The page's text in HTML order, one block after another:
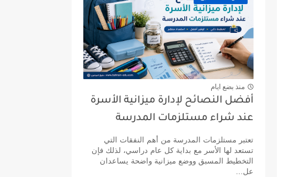
منذ بضع ايام
أفضل النصائح لإدارة ميزانية الأسرة
عند شراء مستلزمات المدرسة
تعتبر مستلزمات المدرسة من أهم النفقات التي
تستعد لها الأسر مع بداية كل عام دراسي، لذلك فإن
التخطيط المسبق ووضع ميزانية واضحة يساعدان
عل...